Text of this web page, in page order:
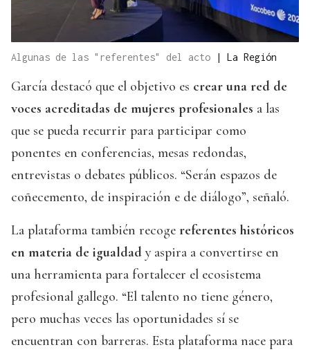
Algunas de las "referentes" del acto | La Región
García destacó que el objetivo es crear una red de
voces acreditadas de mujeres profesionales a las
que se pueda recurrir para participar como
ponentes en conferencias, mesas redondas,
entrevistas o debates públicos. “Serán espazos de
coñecemento, de inspiración e de diálogo”, señaló.
La plataforma también recoge referentes históricos
en materia de igualdad y aspira a convertirse en
una herramienta para fortalecer el ecosistema
profesional gallego. “El talento no tiene género,
pero muchas veces las oportunidades sí se
encuentran con barreras. Esta plataforma nace para